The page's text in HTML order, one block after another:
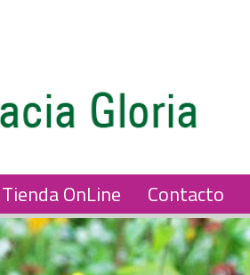
Tienda OnLine Contacto